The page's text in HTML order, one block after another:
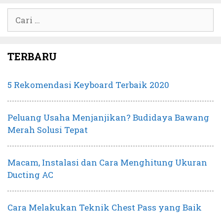
untuk:
TERBARU
5 Rekomendasi Keyboard Terbaik 2020
Peluang Usaha Menjanjikan? Budidaya Bawang
Merah Solusi Tepat
Macam, Instalasi dan Cara Menghitung Ukuran
Ducting AC
Cara Melakukan Teknik Chest Pass yang Baik